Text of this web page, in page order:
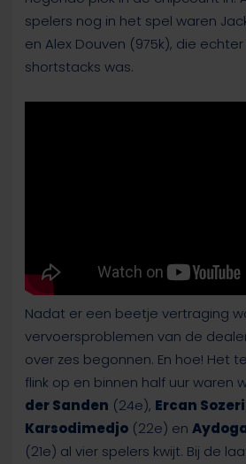
spelers nog in het spel waren
en Alex Douven (975k), die
shortstacks was.
Nadat er een beetje vertraging
vervoersproblemen van de
over zes begonnen. En hoe! Het
flink op en binnen half uur waren
der Sanden (24e), Ercan Sozeri
Karsodimedjo (22e) en
(21e) al vier spelers kwijt. Bij de